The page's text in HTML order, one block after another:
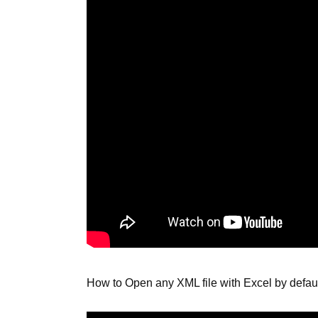
How to Open any XML file with Excel by